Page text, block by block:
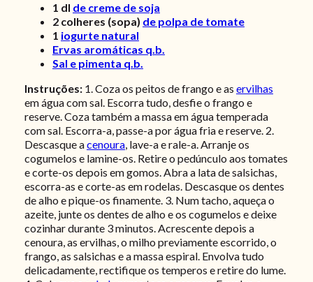
1 dl de creme de soja
2 colheres (sopa) de polpa de tomate
1 iogurte natural
Ervas aromáticas q.b.
Sal e pimenta q.b.
Instruções: 1. Coza os peitos de frango e as ervilhas
em água com sal. Escorra tudo, desfie o frango e
reserve. Coza também a massa em água temperada
com sal. Escorra-a, passe-a por água fria e reserve. 2.
Descasque acenoura, lave-a e rale-a. Arranje os
cogumelos e lamine-os. Retire o pedúnculo aos tomates
e corte-os depois em gomos. Abra a lata de salsichas,
escorra-as e corte-as em rodelas. Descasque os dentes
de alho e pique-os finamente. 3. Num tacho, aqueça o
azeite, junte os dentes de alho e os cogumelos e deixe
cozinhar durante 3 minutos. Acrescente depois a
cenoura, as ervilhas, o milho previamente escorrido, o
frango, as salsichas e a massa espiral. Envolva tudo
delicadamente, rectifique os temperos e retire do lume.